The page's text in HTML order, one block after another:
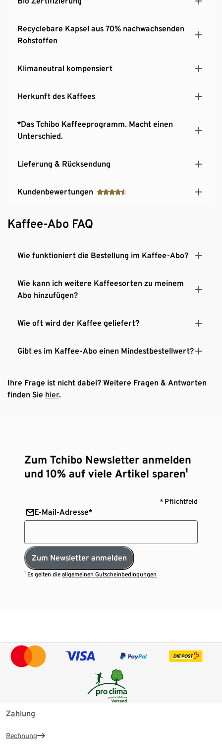
Recyclebare Kapsel aus 70% nachwachsenden
Rohstoffen
Klimaneutral kompensiert
Herkunft des Kaffees
*Das Tchibo Kaffeeprogramm. Macht einen
Unterschied.
Lieferung & Rücksendung
Kundenbewertungen
Kaffee-Abo FAQ
Wie funktioniert die Bestellung im Kaffee-Abo?
Wie kann ich weitere Kaffeesorten zu meinem
Abo hinzufügen?
Wie oft wird der Kaffee geliefert?
Gibt es im Kaffee-Abo einen Mindestbestellwert?
Ihre Frage ist nicht dabei? Weitere Fragen & Antworten
finden Sie hier.
Zum Tchibo Newsletter anmelden
und 10% auf viele Artikel sparen¹
* Pflichtfeld
E-Mail-Adresse*
Zum Newsletter anmelden
¹ Es gelten dieallgemeinen Gutscheinbedingungen
Zahlung
Rechnung